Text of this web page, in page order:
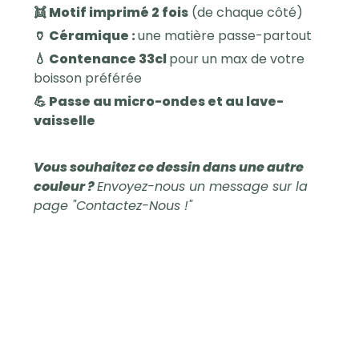
👯 Motif imprimé 2 fois (de chaque côté)
🏺 Céramique :une matière passe-partout
💧 Contenance 33clpour un max de votre
boisson préférée
💪 Passe au micro-ondes et au lave-
vaisselle
Vous souhaitez ce dessin dans une autre
couleur ?Envoyez-nous un message sur la
page "Contactez-Nous !"